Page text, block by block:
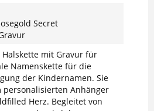
Secret
mit Gravur für
Namenskette für die
der Kindernamen. Sie
personalisierten Anhänger
Herz. Begleitet von